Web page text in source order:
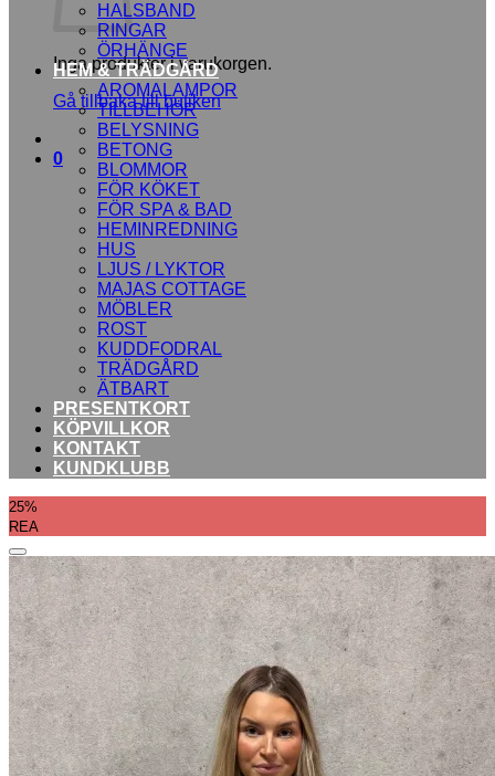
Inga produkter i varukorgen.
Gå tillbaka till butiken
0
HALSBAND
RINGAR
ÖRHÄNGE
HEM & TRÄDGÅRD
AROMALAMPOR
TILLBEHÖR
BELYSNING
BETONG
BLOMMOR
FÖR KÖKET
FÖR SPA & BAD
HEMINREDNING
HUS
LJUS / LYKTOR
MAJAS COTTAGE
MÖBLER
ROST
KUDDFODRAL
TRÄDGÅRD
ÄTBART
PRESENTKORT
KÖPVILLKOR
KONTAKT
KUNDKLUBB
25%
REA